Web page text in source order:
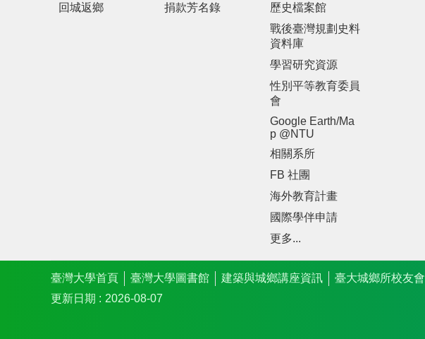
回城返鄉
捐款芳名錄
歷史檔案館
戰後臺灣規劃史料
資料庫
學習研究資源
性別平等教育委員
會
Google Earth/Ma
p @NTU
相關系所
FB 社團
海外教育計畫
國際學伴申請
更多...
臺灣大學首頁 臺灣大學圖書館 建築與城鄉講座資訊 臺大城鄉所校友會
更新日期
2026-08-07